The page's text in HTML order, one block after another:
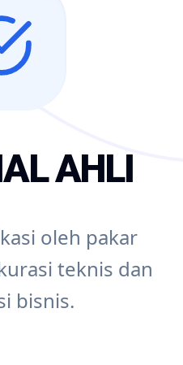
AHLI
oleh pakar
teknis dan
bisnis.